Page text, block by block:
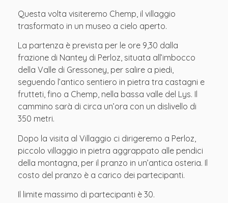
Questa volta visiteremo Chemp, il villaggio
trasformato in un museo a cielo aperto.
La partenza è prevista per le ore 9,30 dalla
frazione di Nantey di Perloz, situata all’imbocco
della Valle di Gressoney, per salire a piedi,
seguendo l’antico sentiero in pietra tra castagni e
frutteti, fino a Chemp, nella bassa valle del Lys. Il
cammino sarà di circa un’ora con un dislivello di
350 metri.
Dopo la visita al Villaggio ci dirigeremo a Perloz,
piccolo villaggio in pietra aggrappato alle pendici
della montagna, per il pranzo in un’antica osteria. Il
costo del pranzo è a carico dei partecipanti.
Il limite massimo di partecipanti è 30.